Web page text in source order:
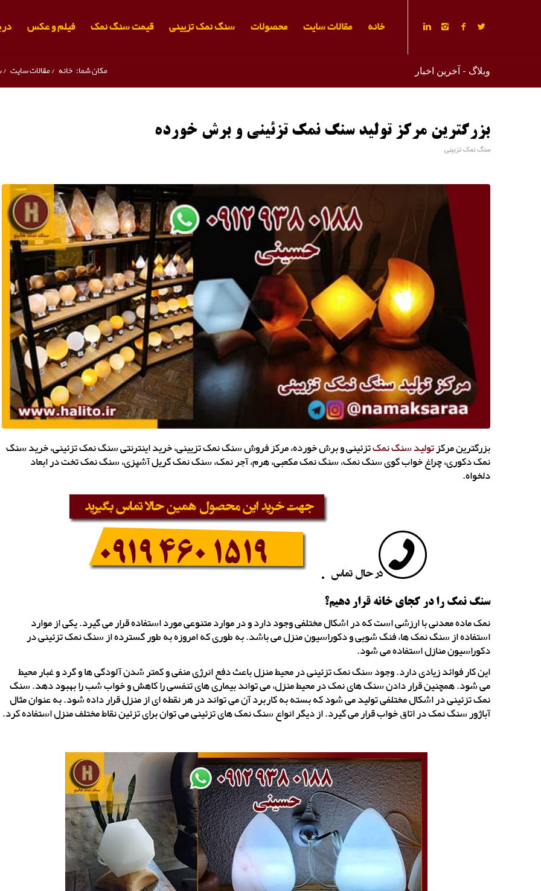
خانه مقالات سایت محصولات سنگ نمک تزیینی قیمت سنگ نمک فیلم و عکس
وبلاگ - آخرین اخبار مکان شما: خانه /مقالات سایت /
بزرگترین مرکز تولید سنگ نمک تزئینی و برش خورده
سنگ نمک تزیینی
بزرگترین مرکزتولید سنگ نمکتزئینی و برش خورده، مرکز فروش سنگ نمک تزیینی، خرید اینترنتی سنگ نمک تزئینی، خرید سنگ
نمک دکوری، چراغ خواب گوی سنگ نمک، سنگ نمک مکعبی، هرم، آجر نمک، سنگ نمک گریل آشپزی، سنگ نمک تخت در ابعاد
دلخواه.
سنگ نمک را در کجای خانه قرار دهیم؟
نمک ماده معدنی با ارزشی است که در اشکال مختلفی وجود دارد و در موارد متنوعی مورد استفاده قرار می گیرد. یکی از موارد
استفاده از سنگ نمک ها، فنگ شویی و دکوراسیون منزل می باشد. به طوری که امروزه به طور گسترده از سنگ نمک تزئینی در
دکوراسیون منازل استفاده می شود.
این کار فوائد زیادی دارد. وجود سنگ نمک تزئینی در محیط منزل باعث دفع انرژی منفی و کمتر شدن آلودگی ها و گرد و غبار محیط
می شود. همچنین قرار دادن سنگ های نمک در محیط منزل، می تواند بیماری های تنفسی را کاهش و خواب شب را بهبود دهد. سنگ
نمک تزئینی در اشکال مختلفی تولید می شود که بسته به کاربرد آن می تواند در هر نقطه ای از منزل قرار داده شود. به عنوان مثال
آباژور سنگ نمک در اتاق خواب قرار می گیرد. از دیگر انواع سنگ نمک های تزئینی می توان برای تزئین نقاط مختلف منزل استفاده کرد.